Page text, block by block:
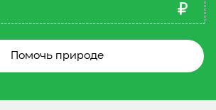
Помочь природе